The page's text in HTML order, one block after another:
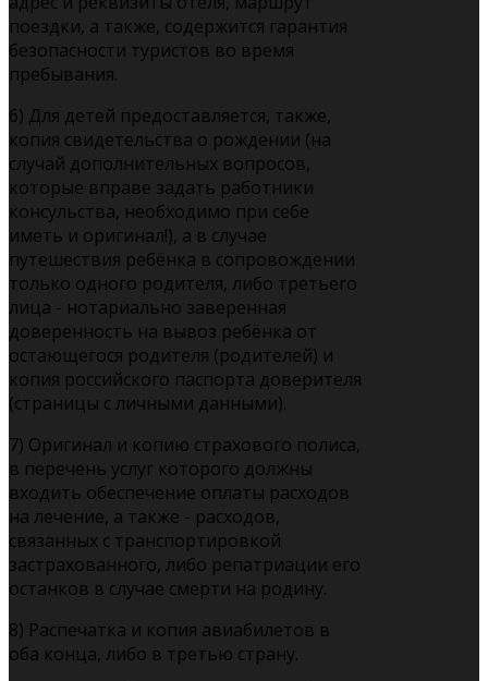
поездки, а также, содержится гарантия
безопасности туристов во время
пребывания.
6) Для детей предоставляется, также,
копия свидетельства о рождении (на
случай дополнительных вопросов,
которые вправе задать работники
консульства, необходимо при себе
иметь и оригинал!), а в случае
путешествия ребёнка в сопровождении
только одного родителя, либо третьего
лица - нотариально заверенная
доверенность на вывоз ребёнка от
остающегося родителя (родителей) и
копия российского паспорта доверителя
(страницы с личными данными).
7) Оригинал и копию страхового полиса,
в перечень услуг которого должны
входить обеспечение оплаты расходов
на лечение, а также - расходов,
связанных с транспортировкой
застрахованного, либо репатриации его
останков в случае смерти на родину.
8) Распечатка и копия авиабилетов в
оба конца, либо в третью страну.